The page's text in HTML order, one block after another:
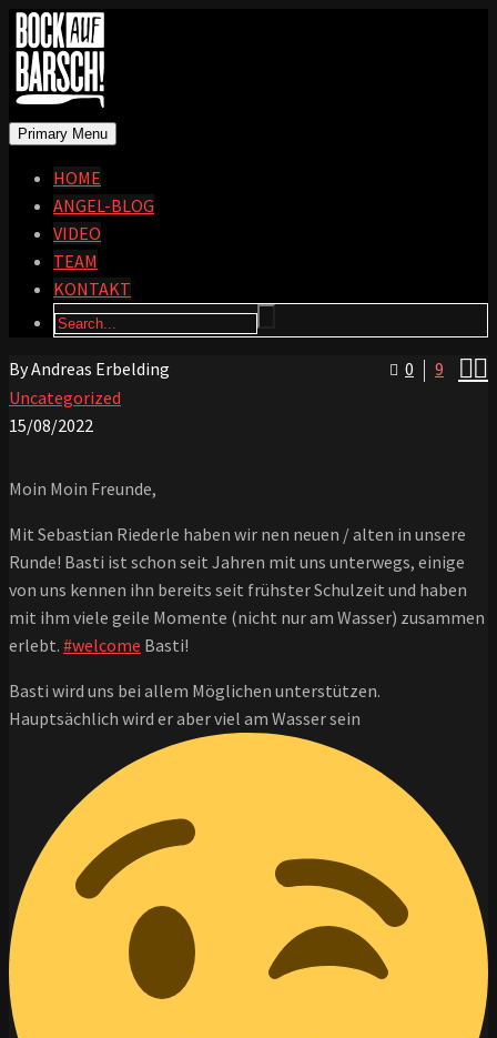
Primary Menu
HOME
ANGEL-BLOG
VIDEO
TEAM
KONTAKT
0 9 
By Andreas Erbelding
Uncategorized
15/08/2022
Moin Moin Freunde,
Mit Sebastian Riederle haben wir nen neuen / alten in unsere
Runde! Basti ist schon seit Jahren mit uns unterwegs, einige
von uns kennen ihn bereits seit frühster Schulzeit und haben
mit ihm viele geile Momente (nicht nur am Wasser) zusammen
erlebt. #welcome Basti!
Basti wird uns bei allem Möglichen unterstützen.
Hauptsächlich wird er aber viel am Wasser sein